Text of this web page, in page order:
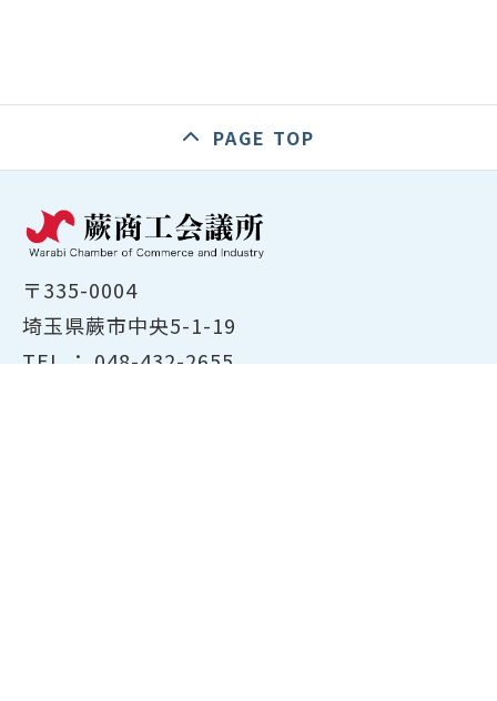
PAGE TOP
〒335-0004
埼玉県蕨市中央5-1-19
TEL ： 048-432-2655